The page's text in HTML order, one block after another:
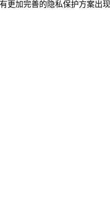
加完善的隐私保护方案出